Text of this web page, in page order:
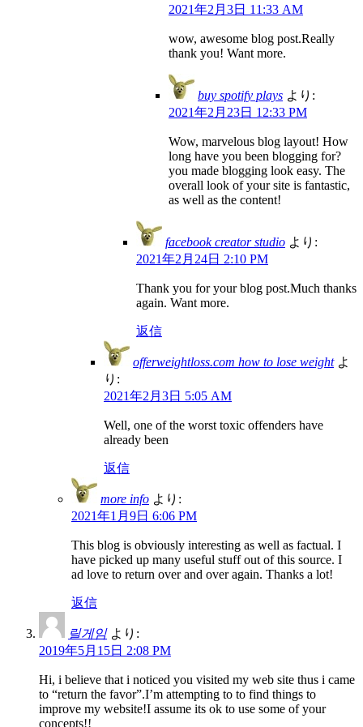
2021年2月3日 11:33 AM
wow, awesome blog post.Really
thank you! Want more.
buy spotify plays より:
2021年2月23日 12:33 PM
Wow, marvelous blog layout! How
long have you been blogging for?
you made blogging look easy. The
overall look of your site is fantastic,
as well as the content!
facebook creator studio より:
2021年2月24日 2:10 PM
Thank you for your blog post.Much thanks
again. Want more.
返信
offerweightloss.com how to lose weight よ
り:
2021年2月3日 5:05 AM
Well, one of the worst toxic offenders have
already been
返信
more info より:
2021年1月9日 6:06 PM
This blog is obviously interesting as well as factual. I
have picked up many useful stuff out of this source. I
ad love to return over and over again. Thanks a lot!
返信
릴게임 より:
2019年5月15日 2:08 PM
Hi, i believe that i noticed you visited my web site thus i came
to “return the favor”.I’m attempting to to find things to
improve my website!I assume its ok to use some of your
concepts!!